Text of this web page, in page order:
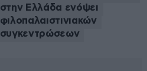
στην Ελλάδα ενόψει
φιλοπαλαιστινιακών
συγκεντρώσεων